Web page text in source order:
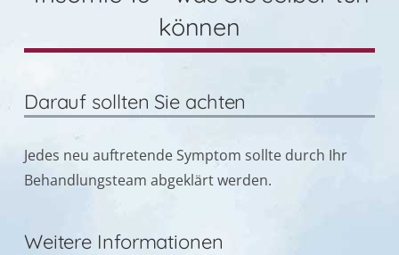
können
Darauf sollten Sie achten
Jedes neu auftretende Symptom sollte durch Ihr
Behandlungsteam abgeklärt werden.
Weitere Informationen